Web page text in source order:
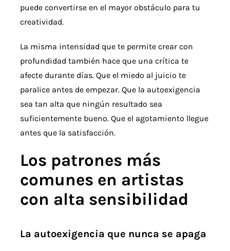
puede convertirse en el mayor obstáculo para tu
creatividad.
La misma intensidad que te permite crear con
profundidad también hace que una crítica te
afecte durante días. Que el miedo al juicio te
paralice antes de empezar. Que la autoexigencia
sea tan alta que ningún resultado sea
suficientemente bueno. Que el agotamiento llegue
antes que la satisfacción.
Los patrones más
comunes en artistas
con alta sensibilidad
La autoexigencia que nunca se apaga